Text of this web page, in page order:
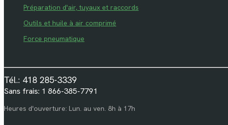
Préparation d'air, tuyaux et raccords
Outils et huile à air comprimé
Force pneumatique
Tél.: 418 285-3339
Sans frais: 1 866-385-7791
Heures d'ouverture: Lun. au ven. 8h à 17h